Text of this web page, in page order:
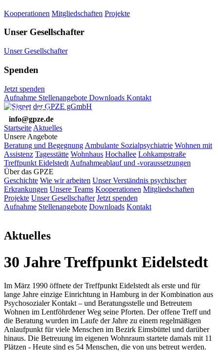
Kooperationen Mitgliedschaften Projekte
Unser Gesellschafter
Unser Gesellschafter
Spenden
Jetzt spenden
Aufnahme Stellenangebote Downloads Kontakt
040 415 31 0
info@gpze.de
Startseite Aktuelles
Unsere Angebote
Beratung und Begegnung Ambulante Sozialpsychiatrie Wohnen mit
Assistenz Tagesstätte Wohnhaus Hochallee Lohkampstraße
Treffpunkt Eidelstedt Aufnahmeablauf und -voraussetzungen
Über das GPZE
Geschichte Wie wir arbeiten Unser Verständnis psychischer
Erkrankungen Unsere Teams Kooperationen Mitgliedschaften
Projekte Unser Gesellschafter Jetzt spenden
Aufnahme Stellenangebote Downloads Kontakt
Aktuelles
30 Jahre Treffpunkt Eidelstedt
Im März 1990 öffnete der Treffpunkt Eidelstedt als erste und für
lange Jahre einzige Einrichtung in Hamburg in der Kombination aus
Psychosozialer Kontakt – und Beratungsstelle und Betreutem
Wohnen im Lentföhrdener Weg seine Pforten. Der offene Treff und
die Beratung wurden im Laufe der Jahre zu einem regelmäßigen
Anlaufpunkt für viele Menschen im Bezirk Eimsbüttel und darüber
hinaus. Die Betreuung im eigenen Wohnraum startete damals mit 11
Plätzen - Heute sind es 54 Menschen, die von uns betreut werden.